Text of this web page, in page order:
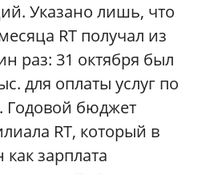
Указано лишь, что
RT получал из
раз: 31 октября был
для оплаты услуг по
Годовой бюджет
RT, который в
как зарплата